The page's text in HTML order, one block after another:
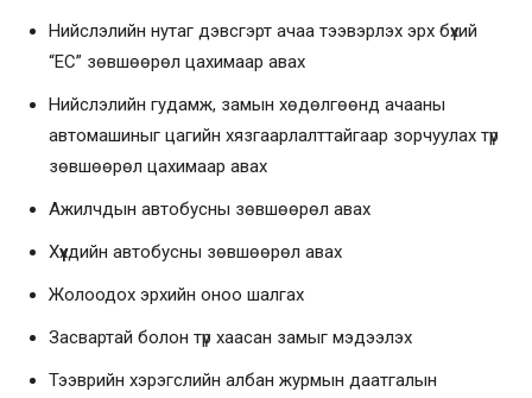
Нийслэлийн нутаг дэвсгэрт ачаа тээвэрлэх эрх бүхий
“ЕC” зөвшөөрөл цахимаар авах
Нийслэлийн гудамж, замын хөдөлгөөнд ачааны
автомашиныг цагийн хязгаарлалттайгаар зорчуулах түр
зөвшөөрөл цахимаар авах
Ажилчдын автобусны зөвшөөрөл авах
Хүүхдийн автобусны зөвшөөрөл авах
Жолоодох эрхийн оноо шалгах
Засвартай болон түр хаасан замыг мэдээлэх
Тээврийн хэрэгслийн албан журмын даатгалын